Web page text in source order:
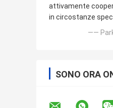
attivamente
in circostanze
——
SONO ORA